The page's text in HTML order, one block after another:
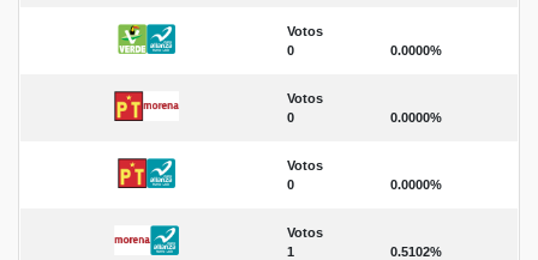
Votos
0
0.0000%
Votos
0
0.0000%
Votos
0
0.0000%
Votos
1
0.5102%